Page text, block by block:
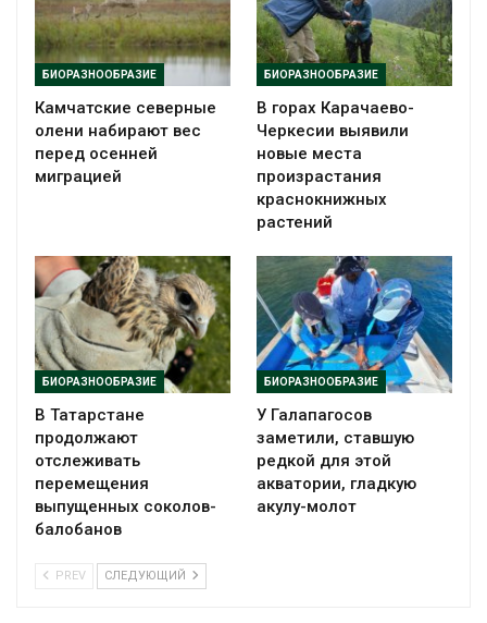
БИОРАЗНООБРАЗИЕ
Камчатские северные
олени набирают вес
перед осенней
миграцией
БИОРАЗНООБРАЗИЕ
В горах Карачаево-
Черкесии выявили
новые места
произрастания
краснокнижных
растений
БИОРАЗНООБРАЗИЕ
В Татарстане
продолжают
отслеживать
перемещения
выпущенных соколов-
балобанов
БИОРАЗНООБРАЗИЕ
У Галапагосов
заметили, ставшую
редкой для этой
акватории, гладкую
акулу-молот
PREV СЛЕДУЮЩИЙ